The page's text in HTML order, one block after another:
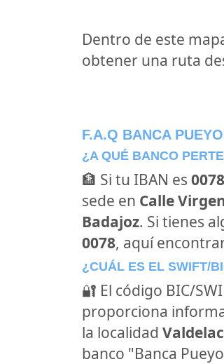
Dentro de este
obtener una ruta
F.A.Q BANCA PUEYO
¿A QUÉ BANCO
🏦 Si tu IBAN es 0078
sede en Calle
Badajoz. Si tienes
0078, aquí
¿CUÁL ES EL SWIFT/
🔐 El código BIC/
proporciona
la localidad
banco "Banca